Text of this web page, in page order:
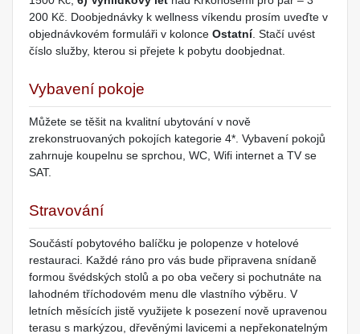
200 Kč. Doobjednávky k wellness víkendu prosím uveďte v
objednávkovém formuláři v kolonce Ostatní. Stačí uvést
číslo služby, kterou si přejete k pobytu doobjednat.
Vybavení pokoje
Můžete se těšit na kvalitní ubytování v nově
zrekonstruovaných pokojích kategorie 4*. Vybavení pokojů
zahrnuje koupelnu se sprchou, WC, Wifi internet a TV se
SAT.
Stravování
Součástí pobytového balíčku je polopenze v hotelové
restauraci. Každé ráno pro vás bude připravena snídaně
formou švédských stolů a po oba večery si pochutnáte na
lahodném tříchodovém menu dle vlastního výběru. V
letních měsících jistě využijete k posezení nově upravenou
terasu s markýzou, dřevěnými lavicemi a nepřekonatelným